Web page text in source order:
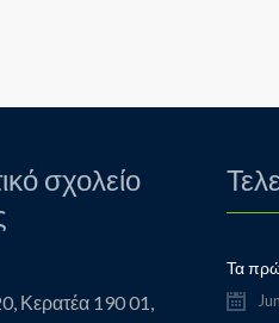
σχολείο
Κερατέα 190 01,